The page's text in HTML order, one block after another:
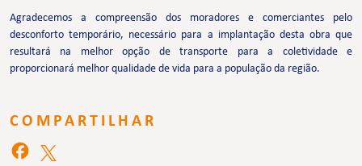
Agradecemos a compreensão dos moradores e comerciantes pelo
desconforto temporário, necessário para a implantação desta obra que
resultará na melhor opção de transporte para a coletividade e
proporcionará melhor qualidade de vida para a população da região.
COMPARTILHAR